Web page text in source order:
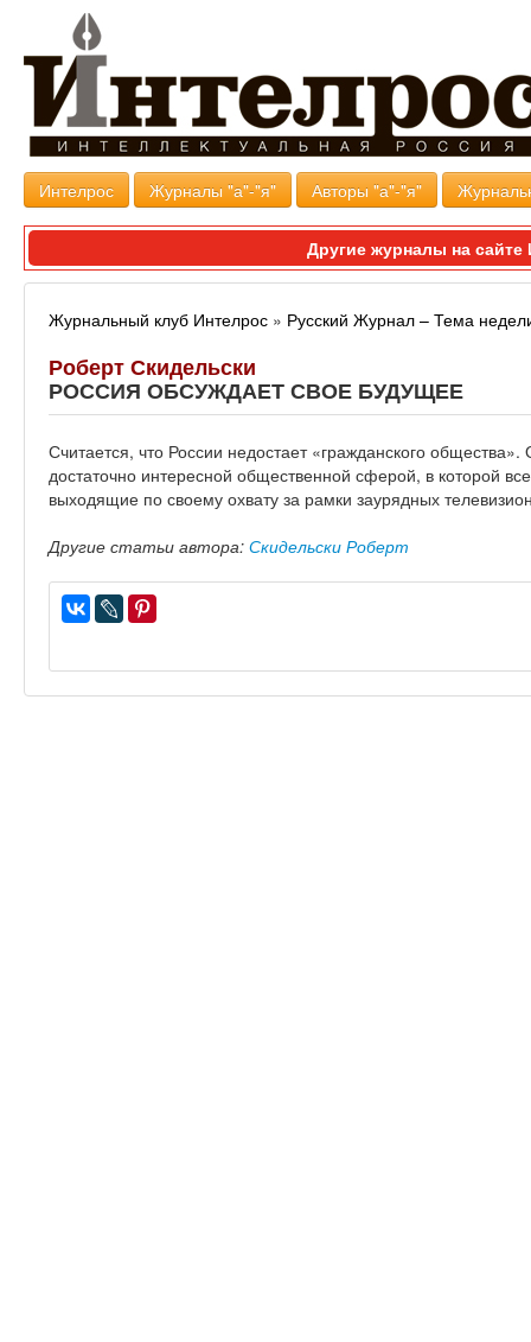
Интелрос Журналы "а"-"я" Авторы "а"-"я"
Другие журналы на
Журнальный клуб Интелрос » Русский Журнал – Тема
Роберт Скидельски
РОССИЯ ОБСУЖДАЕТ СВОЕ БУДУЩЕЕ
Считается, что России недостает «гражданского
достаточно интересной общественной сферой, в которой
выходящие по своему охвату за рамки заурядных
Другие статьи автора: Скидельски Роберт